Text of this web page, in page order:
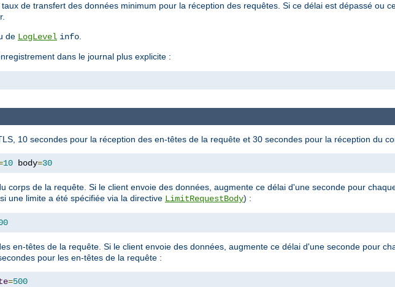
de transfert des données minimum pour la réception des requêtes. Si ce délai est dépassé ou
de LogLevel info.
dans le journal plus explicite :
10 secondes pour la réception des en-têtes de la requête et 30 secondes pour la réception du
10 body=30
corps de la requête. Si le client envoie des données, augmente ce délai d'une seconde pour
une limite a été spécifiée via la directive LimitRequestBody) :
en-têtes de la requête. Si le client envoie des données, augmente ce délai d'une seconde pour
pour les en-têtes de la requête :
=500